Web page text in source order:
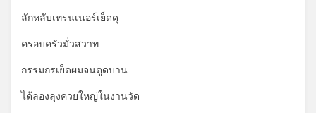
ลักหลับเทรนเนอร์เย็ดดุ
ครอบครัวมั่วสวาท
กรรมกรเย็ดผมจนตูดบาน
ได้ลองลุงควยใหญ่ในงานวัด